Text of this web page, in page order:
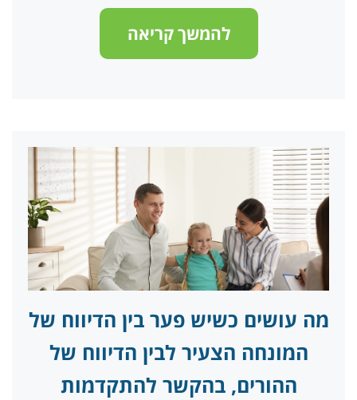
להמשך קריאה
מה עושים כשיש פער בין הדיווח של
המונחה הצעיר לבין הדיווח של
ההורים, בהקשר להתקדמות